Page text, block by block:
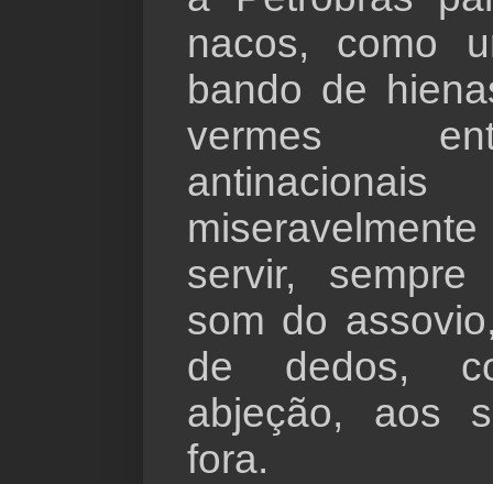
nacos, como
bando de
vermes
servir,
som do
de dedos,
abjeção, aos
fora.